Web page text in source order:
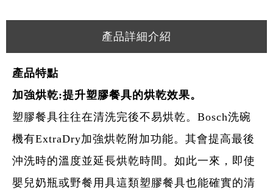
產品詳細介紹
產品特點
加強烘乾:提升塑膠餐具的烘乾效果。
塑膠餐具往往在清洗完後不易烘乾。Bosch洗碗
機有ExtraDry加強烘乾附加功能。其會提高最後
沖洗時的溫度並延長烘乾時間。如此一來，即使
嬰兒奶瓶或野餐用具這類塑膠餐具也能確實的清